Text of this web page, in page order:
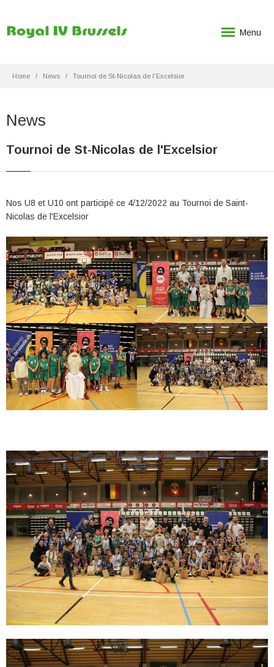
Menu
Home News Tournoi de St-Nicolas de l'Excelsior
News
Tournoi de St-Nicolas de l'Excelsior
Nos U8 et U10 ont participé ce 4/12/2022 au Tournoi de Saint-
Nicolas de l'Excelsior